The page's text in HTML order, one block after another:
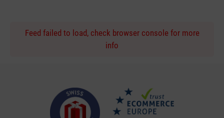
Feed failed to load, check browser console for more
info